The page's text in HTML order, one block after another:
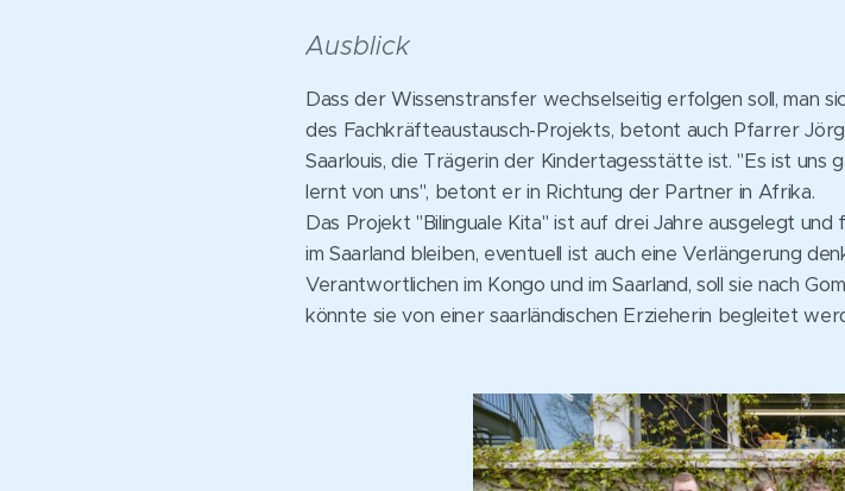
Ausblick
Dass der Wissenstransfer wechselseitig erfolgen soll, man
des Fachkräfteaustausch-Projekts, betont auch Pfarrer
Saarlouis, die Trägerin der Kindertagesstätte ist. "Es ist uns
lernt von uns", betont er in Richtung der Partner in Afrika.
Das Projekt "Bilinguale Kita" ist auf drei Jahre ausgelegt
im Saarland bleiben, eventuell ist auch eine Verlängerung
Verantwortlichen im Kongo und im Saarland, soll sie nach
könnte sie von einer saarländischen Erzieherin begleitet